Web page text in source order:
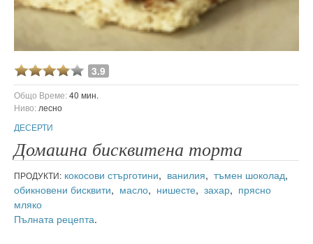
3.9
Общо Време:40 мин.
Ниво: лесно
ДЕСЕРТИ
Домашна бисквитена торта
ПРОДУКТИ: кокосови стърготини, ванилия, тъмен шоколад,
обикновени бисквити, масло, нишесте, захар, прясно
мляко
Пълната рецепта.